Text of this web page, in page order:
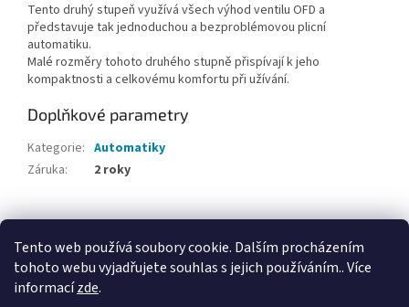
Tento web používá soubory cookie. Dalším procházením
tohoto webu vyjadřujete souhlas s jejich používáním.. Více
informacízde.
Tento druhý stupeň využívá všech výhod ventilu OFD a
představuje tak jednoduchou a bezproblémovou plicní
automatiku.
Malé rozměry tohoto druhého stupně přispívají k jeho
kompaktnosti a celkovému komfortu při užívání.
Doplňkové parametry
Kategorie: Automatiky
Záruka: 2 roky
Z
Webové stránky Divecentra CZ